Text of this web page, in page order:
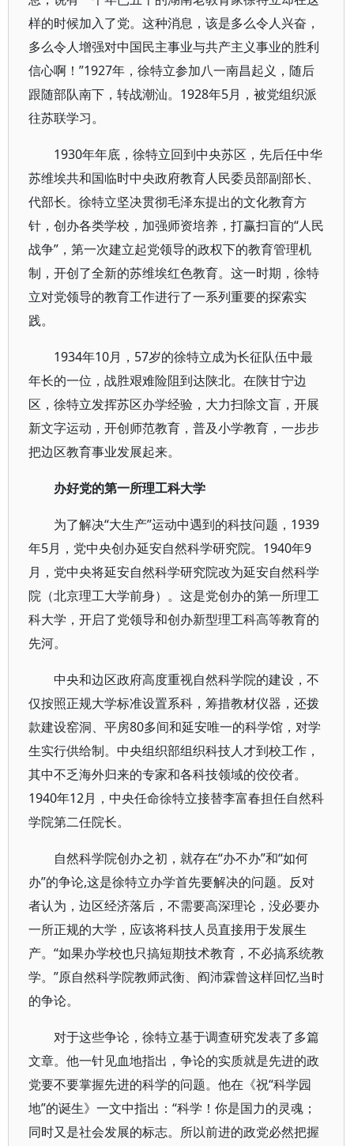
样的时候加入了党。这种消息，该是多么令人兴奋，
多么令人增强对中国民主事业与共产主义事业的胜利
信心啊！”1927年，徐特立参加八一南昌起义，随后
跟随部队南下，转战潮汕。1928年5月，被党组织派
往苏联学习。
1930年年底，徐特立回到中央苏区，先后任中华
苏维埃共和国临时中央政府教育人民委员部副部长、
代部长。徐特立坚决贯彻毛泽东提出的文化教育方
针，创办各类学校，加强师资培养，打赢扫盲的“人民
战争”，第一次建立起党领导的政权下的教育管理机
制，开创了全新的苏维埃红色教育。这一时期，徐特
立对党领导的教育工作进行了一系列重要的探索实
践。
1934年10月，57岁的徐特立成为长征队伍中最
年长的一位，战胜艰难险阻到达陕北。在陕甘宁边
区，徐特立发挥苏区办学经验，大力扫除文盲，开展
新文字运动，开创师范教育，普及小学教育，一步步
把边区教育事业发展起来。
办好党的第一所理工科大学
为了解决“大生产”运动中遇到的科技问题，1939
年5月，党中央创办延安自然科学研究院。1940年9
月，党中央将延安自然科学研究院改为延安自然科学
院（北京理工大学前身）。这是党创办的第一所理工
科大学，开启了党领导和创办新型理工科高等教育的
先河。
中央和边区政府高度重视自然科学院的建设，不
仅按照正规大学标准设置系科，筹措教材仪器，还拨
款建设窑洞、平房80多间和延安唯一的科学馆，对学
生实行供给制。中央组织部组织科技人才到校工作，
其中不乏海外归来的专家和各科技领域的佼佼者。
1940年12月，中央任命徐特立接替李富春担任自然科
学院第二任院长。
自然科学院创办之初，就存在“办不办”和“如何
办”的争论,这是徐特立办学首先要解决的问题。反对
者认为，边区经济落后，不需要高深理论，没必要办
一所正规的大学，应该将科技人员直接用于发展生
产。“如果办学校也只搞短期技术教育，不必搞系统教
学。”原自然科学院教师武衡、阎沛霖曾这样回忆当时
的争论。
对于这些争论，徐特立基于调查研究发表了多篇
文章。他一针见血地指出，争论的实质就是先进的政
党要不要掌握先进的科学的问题。他在《祝“科学园
地”的诞生》一文中指出：“科学！你是国力的灵魂；
同时又是社会发展的标志。所以前进的政党必然把握